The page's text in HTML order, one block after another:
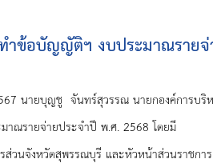
ำข้อบัญญัติฯ งบประมาณราย
นายกองค์การบริหารส่วนจังหวัด
ณรายจ่ายประจำปี พ.ศ. 2568 โดยมี
วนจังหวัดสุพรรณบุรี และหัวหน้าส่วนราชการ